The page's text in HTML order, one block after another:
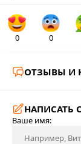
0 0
ОТЗЫВЫ И
НАПИСАТЬ
Ваше имя: